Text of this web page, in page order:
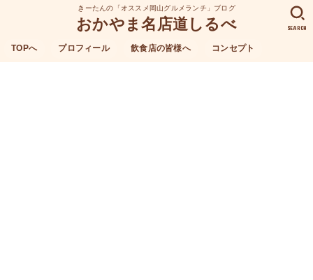
きーたんの「オススメ岡山グルメランチ」ブログ
おかやま名店道しるべ
TOPへ プロフィール 飲食店の皆様へ コンセプト
SEARCH